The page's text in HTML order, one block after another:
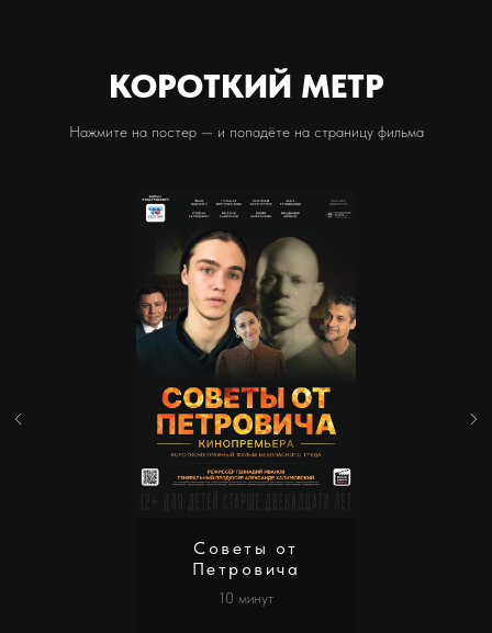
КОРОТКИЙ МЕТР
Нажмите на постер — и попадёте на страницу фильма
Советы от
Петровича
10 минут